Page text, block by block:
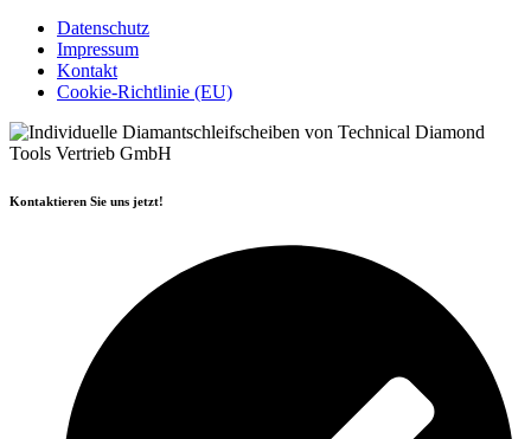
Datenschutz
Impressum
Kontakt
Cookie-Richtlinie (EU)
Kontaktieren Sie uns jetzt!